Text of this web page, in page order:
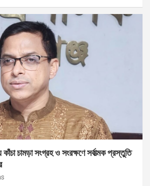
চামড়া সংগ্রহ ও সংরক্ষণে সর্বাত্মক প্রস্তুতি